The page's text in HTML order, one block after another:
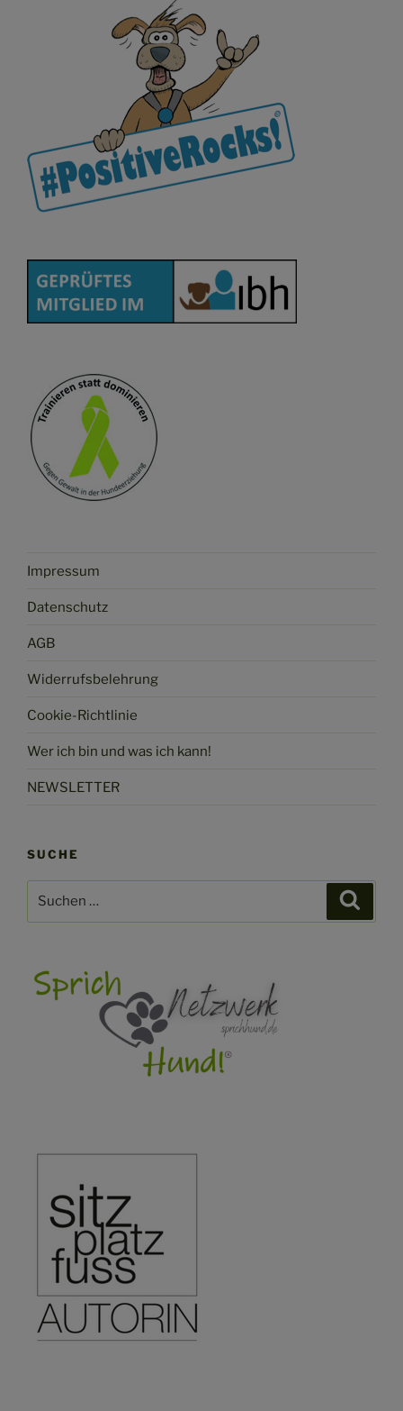
Impressum
Datenschutz
AGB
Widerrufsbelehrung
Cookie-Richtlinie
Wer ich bin und was ich kann!
NEWSLETTER
SUCHE